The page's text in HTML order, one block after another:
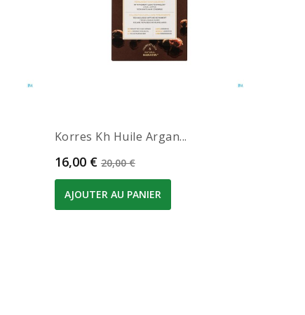
Korres Kh Huile Argan...
Prix
16,00 € Prix de base
20,00 €
AJOUTER AU PANIER